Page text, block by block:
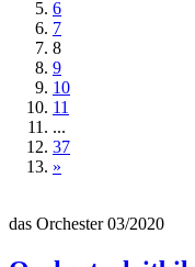
6
7
8
9
10
11
...
37
»
das Orchester 03/2020